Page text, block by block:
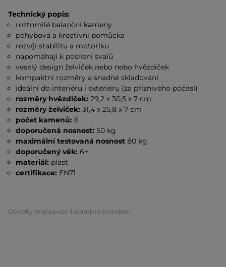
Technický popis:
roztomilé balanční kameny
pohybová a kreativní pomůcka
rozvíjí stabilitu a motoriku
napomáhají k posílení svalů
veselý design želviček nebo nebo hvězdiček
kompaktní rozměry a snadné skladování
ideální do interiéru i exteriéru (za příznivého počasí)
rozměry hvězdiček: 29,2 x 30,5 x 7 cm
rozměry želviček: 31,4 x 25,8 x 7 cm
počet kamenů: 6
doporučená nosnost:50 kg
maximální testovaná nosnost80 kg
doporučený věk: 6+
materiál: plast
certifikace: EN71
Obrázky mají pouze ilustrativní charakter.